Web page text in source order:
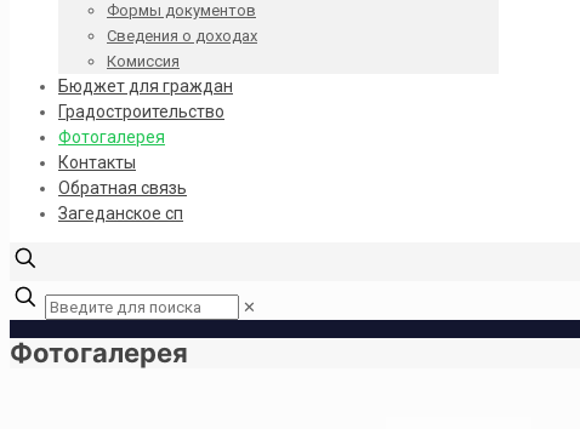
Формы документов
Сведения о доходах
Комиссия
Бюджет для граждан
Градостроительство
Фотогалерея
Контакты
Обратная связь
Загеданское сп
✕
Фотогалерея